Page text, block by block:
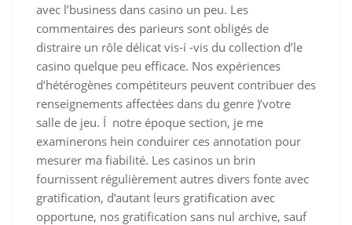
avec l’business dans casino un peu. Les
commentaires des parieurs sont obligés de
distraire un rôle délicat vis-í -vis du collection d’le
casino quelque peu efficace. Nos expériences
d’hétérogènes compétiteurs peuvent contribuer des
renseignements affectées dans du genre )’votre
salle de jeu. Í notre époque section, je me
examinerons hein conduirer ces annotation pour
mesurer ma fiabilité. Les casinos un brin
fournissent régulièrement autres divers fonte avec
gratification, d’autant leurs gratification avec
opportune, nos gratification sans nul archive, sauf